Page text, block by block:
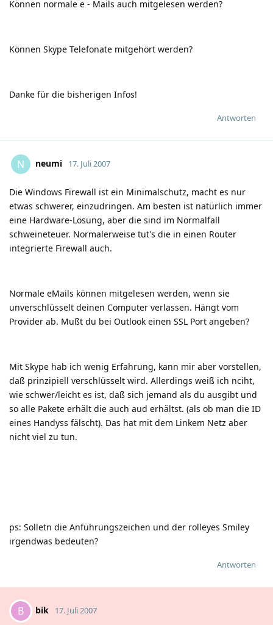
Können normale e - Mails auch mitgelesen werden?
Können Skype Telefonate mitgehört werden?
Danke für die bisherigen Infos!
Antworten
N neumi 17. Juli 2007
Die Windows Firewall ist ein Minimalschutz, macht es nur
etwas schwerer, einzudringen. Am besten ist natürlich immer
eine Hardware-Lösung, aber die sind im Normalfall
schweineteuer. Normalerweise tut's die in einen Router
integrierte Firewall auch.
Normale eMails können mitgelesen werden, wenn sie
unverschlüsselt deinen Computer verlassen. Hängt vom
Provider ab. Mußt du bei Outlook einen SSL Port angeben?
Mit Skype hab ich wenig Erfahrung, kann mir aber vorstellen,
daß prinzipiell verschlüsselt wird. Allerdings weiß ich nciht,
wie schwer/leicht es ist, daß sich jemand als du ausgibt und
so alle Pakete erhält die auch aud erhältst. (als ob man die ID
eines Handyss fälscht). Das hat mit dem Linkem Netz aber
nicht viel zu tun.
ps: Solletn die Anführungszeichen und der rolleyes Smiley
irgendwas bedeuten?
Antworten
B bik 17. Juli 2007